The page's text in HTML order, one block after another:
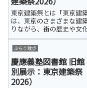
東京建築祭とは「東京建築
は、東京のさまざまな建
りながら、街の歴史や文化
人々の営みに触れられる
イベントです。2024年にス
トし、年々エリアを拡大。
年は渋谷エリアも加わり
最多となる151件の建築が
ていま...
ぶらり散歩
慶應義塾図書館 旧館
別展示：東京建築祭
2026）